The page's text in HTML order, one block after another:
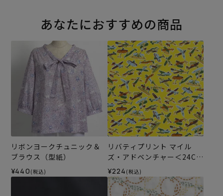
あなたにおすすめの商品
リボンヨークチュニック＆
ブラウス（型紙）
¥440 (税込)
リバティプリント マイル
ズ・アドベンチャー＜24CU
＞生地 （リバティ・ファブ
リックス）2024SS
¥224 (税込)